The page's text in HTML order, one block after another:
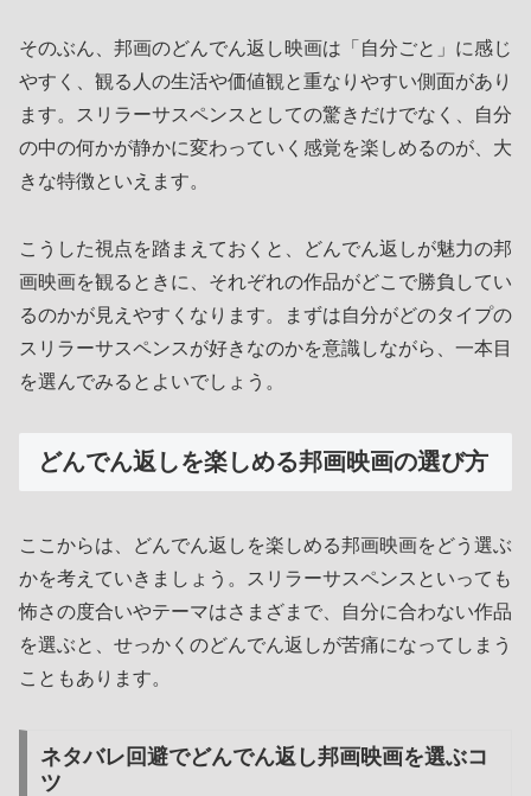
そのぶん、邦画のどんでん返し映画は「自分ごと」に感じ
やすく、観る人の生活や価値観と重なりやすい側面があり
ます。スリラーサスペンスとしての驚きだけでなく、自分
の中の何かが静かに変わっていく感覚を楽しめるのが、大
きな特徴といえます。
こうした視点を踏まえておくと、どんでん返しが魅力の邦
画映画を観るときに、それぞれの作品がどこで勝負してい
るのかが見えやすくなります。まずは自分がどのタイプの
スリラーサスペンスが好きなのかを意識しながら、一本目
を選んでみるとよいでしょう。
どんでん返しを楽しめる邦画映画の選び方
ここからは、どんでん返しを楽しめる邦画映画をどう選ぶ
かを考えていきましょう。スリラーサスペンスといっても
怖さの度合いやテーマはさまざまで、自分に合わない作品
を選ぶと、せっかくのどんでん返しが苦痛になってしまう
こともあります。
ネタバレ回避でどんでん返し邦画映画を選ぶコ
ツ